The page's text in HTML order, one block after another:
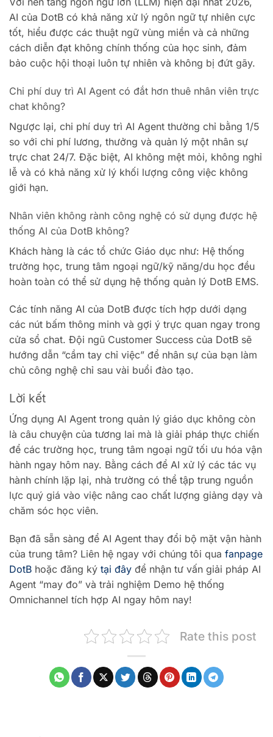
AI của DotB có khả năng xử lý ngôn ngữ tự nhiên cực
tốt, hiểu được các thuật ngữ vùng miền và cả những
cách diễn đạt không chính thống của học sinh, đảm
bảo cuộc hội thoại luôn tự nhiên và không bị đứt gãy.
Chi phí duy trì AI Agent có đắt hơn thuê nhân viên trực
chat không?
Ngược lại, chi phí duy trì AI Agent thường chỉ bằng 1/5
so với chi phí lương, thưởng và quản lý một nhân sự
trực chat 24/7. Đặc biệt, AI không mệt mỏi, không nghỉ
lễ và có khả năng xử lý khối lượng công việc không
giới hạn.
Nhân viên không rành công nghệ có sử dụng được hệ
thống AI của DotB không?
Khách hàng là các tổ chức Giáo dục như: Hệ thống
trường học, trung tâm ngoại ngữ/kỹ năng/du học đều
hoàn toàn có thể sử dụng hệ thống quản lý DotB EMS.
Các tính năng AI của DotB được tích hợp dưới dạng
các nút bấm thông minh và gợi ý trực quan ngay trong
cửa sổ chat. Đội ngũ Customer Success của DotB sẽ
hướng dẫn “cầm tay chỉ việc” để nhân sự của bạn làm
chủ công nghệ chỉ sau vài buổi đào tạo.
Lời kết
Ứng dụng AI Agent trong quản lý giáo dục không còn
là câu chuyện của tương lai mà là giải pháp thực chiến
để các trường học, trung tâm ngoại ngữ tối ưu hóa vận
hành ngay hôm nay. Bằng cách để AI xử lý các tác vụ
hành chính lặp lại, nhà trường có thể tập trung nguồn
lực quý giá vào việc nâng cao chất lượng giảng dạy và
chăm sóc học viên.
Bạn đã sẵn sàng để AI Agent thay đổi bộ mặt vận hành
của trung tâm? Liên hệ ngay với chúng tôi qua fanpage
DotB hoặc đăng ký tại đây để nhận tư vấn giải pháp AI
Agent “may đo” và trải nghiệm Demo hệ thống
Omnichannel tích hợp AI ngay hôm nay!
Rate this post